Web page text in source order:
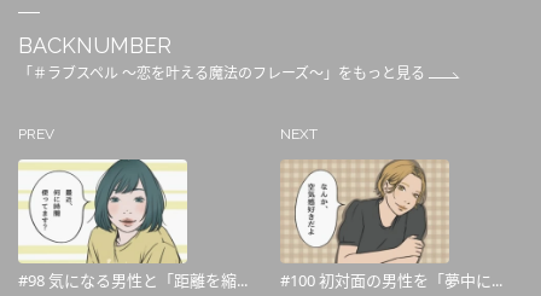
BACKNUMBER
「＃ラブスペル ～恋を叶える魔法のフレーズ～」をもっと見る
PREV
#98 気になる男性と「距離を縮...
NEXT
#100 初対面の男性を「夢中に...